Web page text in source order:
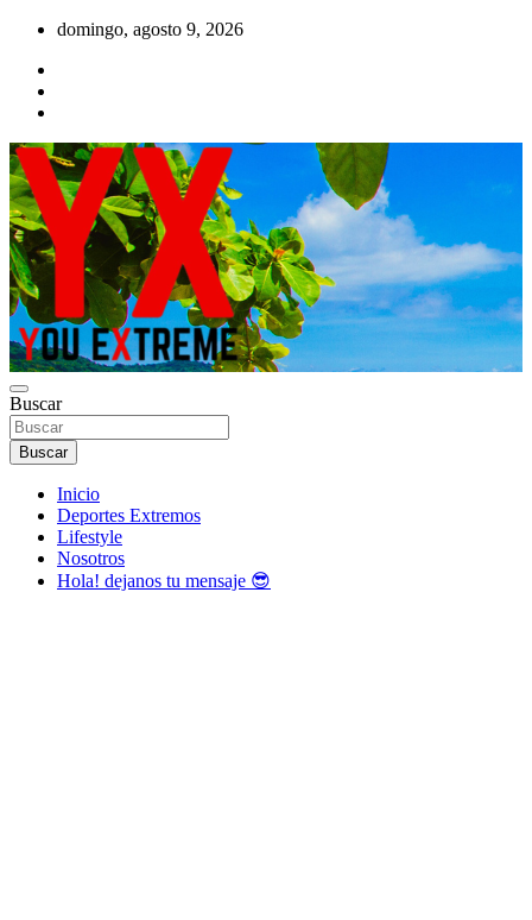
Saltar
contenido
domingo, agosto 9, 2026
YOU EXTREME
YX Deportes Extremos Lifestyle
Buscar
Buscar
Inicio
Deportes Extremos
Lifestyle
Nosotros
Hola! dejanos tu mensaje 😎